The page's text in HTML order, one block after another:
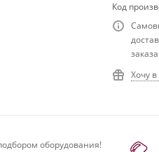
Код
заказа
Хочу
оборудования!